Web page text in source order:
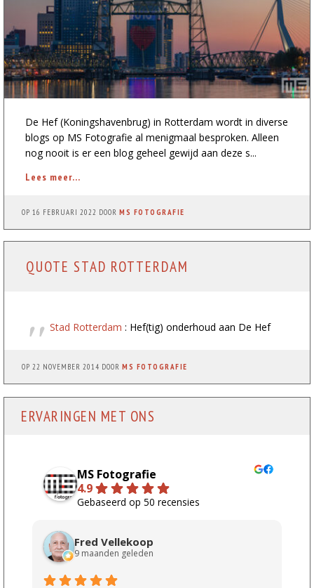
De Hef (Koningshavenbrug) in Rotterdam wordt in diverse
blogs op MS Fotografie al menigmaal besproken. Alleen
nog nooit is er een blog geheel gewijd aan deze s...
Lees meer...
OP16 FEBRUARI 2022 DOORMS FOTOGRAFIE
QUOTE STAD ROTTERDAM
Stad Rotterdam : Hef(tig) onderhoud aan De Hef
OP22 NOVEMBER 2014 DOORMS FOTOGRAFIE
ERVARINGEN MET ONS
MS Fotografie
4.9
Gebaseerd op 50 recensies
Fred Vellekoop
9 maanden geleden